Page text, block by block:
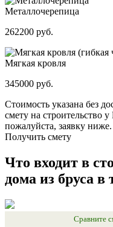
Металлочерепица
262200 руб.
Мягкая кровля
345000 руб.
Стоимость указана без
смету на строительство у
пожалуйста, заявку ниже.
Получить смету
Что входит в
дома из бруса в
Сравните